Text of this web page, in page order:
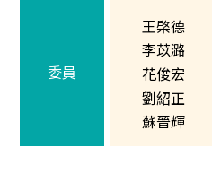
委員
王棨德
李苡潞
花俊宏
劉紹正
蘇晉輝